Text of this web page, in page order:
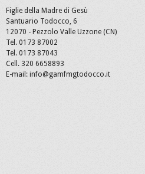
Figlie della Madre di Gesù
Santuario Todocco, 6
12070 - Pezzolo Valle Uzzone (CN)
Tel. 0173 87002
Tel. 0173 87043
Cell. 320 6658893
E-mail: info@gamfmgtodocco.it